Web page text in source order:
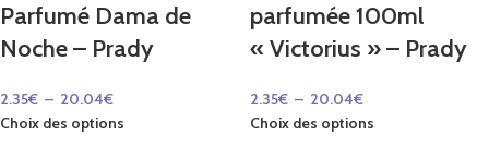
Parfumé Dama de
Noche – Prady
2.35€ – 20.04€
Choix des options
parfumée 100ml
« Victorius » – Prady
2.35€ – 20.04€
Choix des options